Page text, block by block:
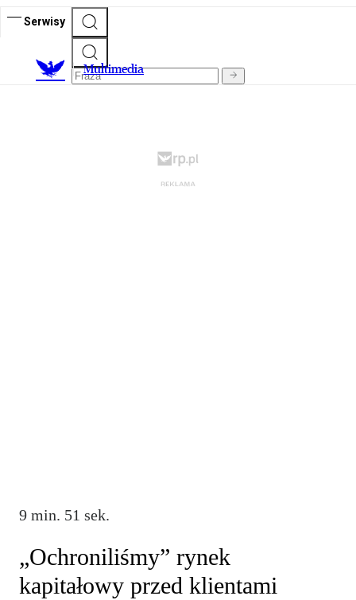
Serwisy
Multimedia
9 min. 51 sek.
„Ochroniliśmy” rynek
kapitałowy przed klientami